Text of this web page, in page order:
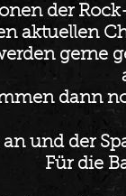
der
aktuellen
gerne
dann
an und der
Für die